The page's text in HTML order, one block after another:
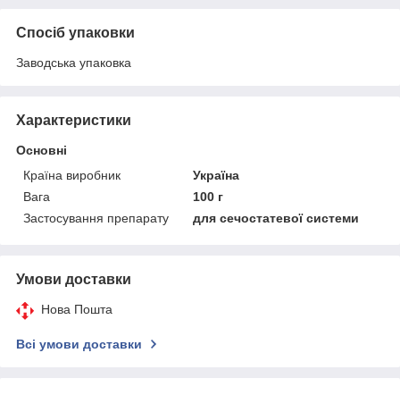
Спосіб упаковки
Заводська упаковка
Характеристики
Основні
Країна виробник
Україна
Вага
100 г
Застосування препарату
для сечостатевої системи
Умови доставки
Нова Пошта
Всі умови доставки